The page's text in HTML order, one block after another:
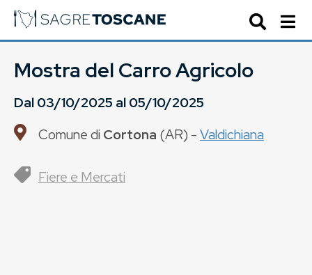
Mostra del Carro Agricolo
Dal03/10/2025 al05/10/2025
Comune di Cortona (AR) -Valdichiana
Fiere e Mercati